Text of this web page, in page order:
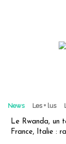
News Les + lus
Le Rwanda, un
France, Italie :